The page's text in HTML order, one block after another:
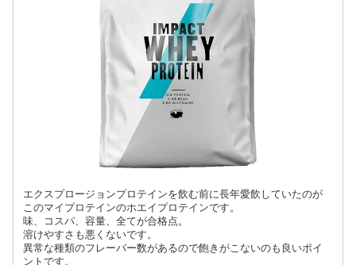
エクスプロージョンプロテインを飲む前に長年愛飲していたのが
このマイプロテインのホエイプロテインです。
味、コスパ、容量、全てが合格点。
溶けやすさも悪くないです。
異常な種類のフレーバー数があるので飽きがこないのも良いポイ
ントです。